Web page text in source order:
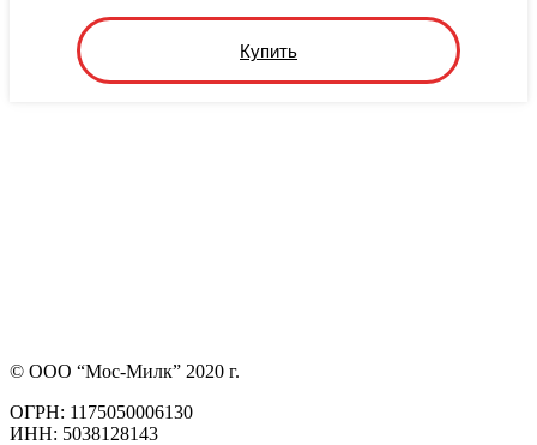
Купить
© ООО “Мос-Милк” 2020 г.
ОГРН: 1175050006130
ИНН: 5038128143